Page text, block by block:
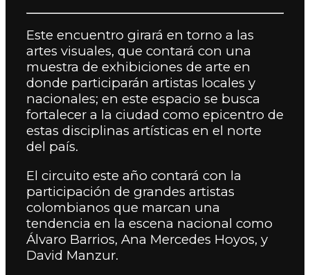
Este encuentro girará en torno a las
artes visuales, que contará con una
muestra de exhibiciones de arte en
donde participarán artistas locales y
nacionales; en este espacio se busca
fortalecer a la ciudad como epicentro de
estas disciplinas artísticas en el norte
del país.
El circuito este año contará con la
participación de grandes artistas
colombianos que marcan una
tendencia en la escena nacional como
Álvaro Barrios, Ana Mercedes Hoyos, y
David Manzur.